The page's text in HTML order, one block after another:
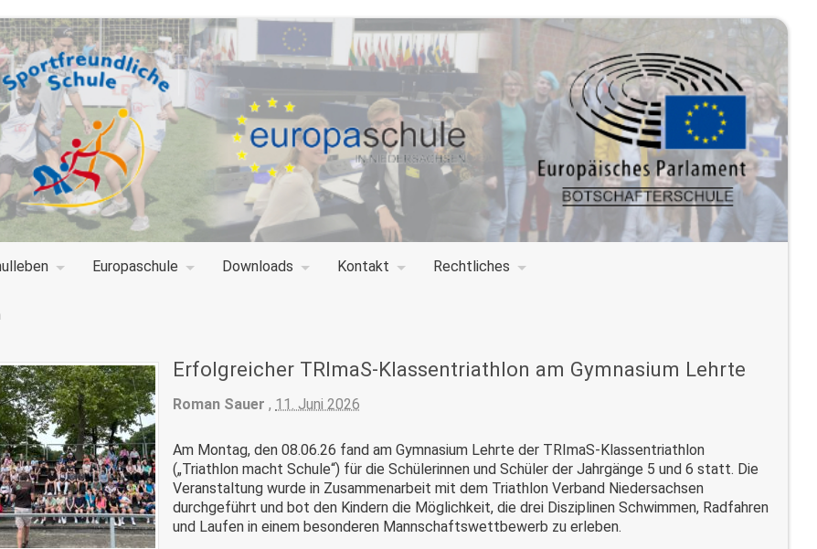
Europaschule Downloads Kontakt Rechtliches
Erfolgreicher TRImaS-Klassentriathlon am Gymnasium Lehrte
Roman Sauer , 11. Juni 2026
Am Montag, den08.06.26 fand am Gymnasium Lehrte der TRImaS-Klassentriathlon
(„Triathlon macht Schule“) für die Schülerinnen und Schüler der Jahrgänge 5 und 6 statt. Die
Veranstaltung wurde in Zusammenarbeit mit dem Triathlon Verband Niedersachsen
durchgeführt und bot den Kindern die Möglichkeit, die drei Disziplinen Schwimmen, Radfahren
und Laufen in einem besonderen Mannschaftswettbewerb zu erleben.